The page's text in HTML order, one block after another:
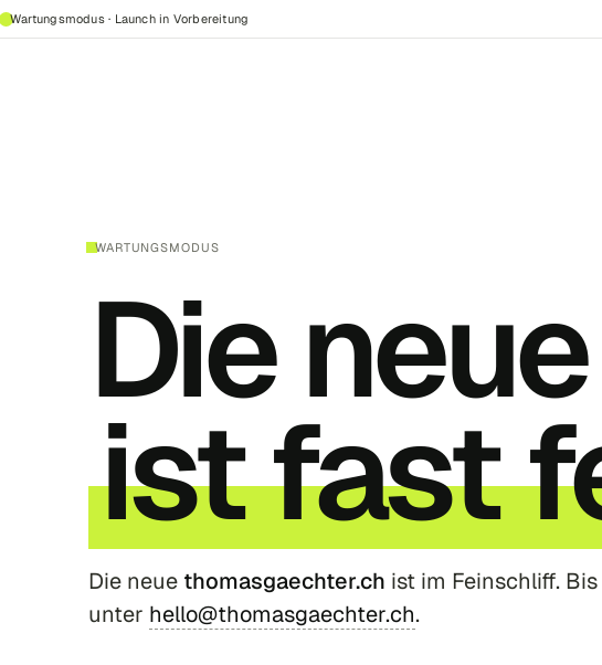
Wartungsmodus · Launch in Vorbereitung
WARTUNGSMODUS
Die
ist fast
Die neue thomasgaechter.ch ist im Feinschliff.
unter hello@thomasgaechter.ch.